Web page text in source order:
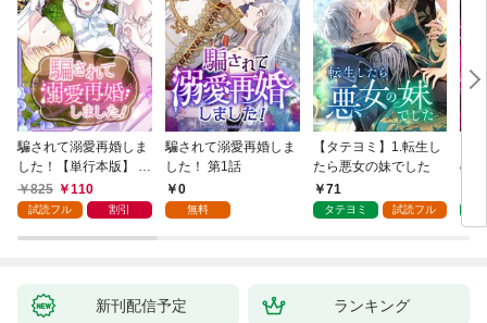
騙されて溺愛再婚しま
した！【単行本版】 1
巻825 110
試読フル 割引
騙されて溺愛再婚しま
した！ 第1話
0
無料
【タテヨミ】1.転生し
たら悪女の妹でした
71
タテヨミ 試読フル
の
新刊配信予定 ランキング